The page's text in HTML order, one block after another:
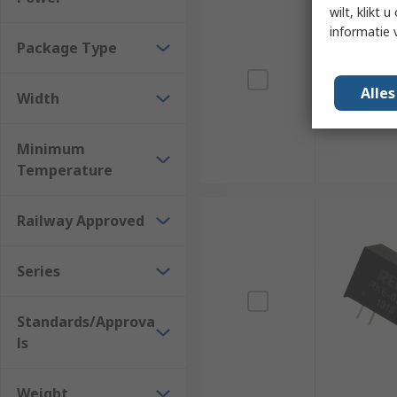
Package Type
Width
Minimum
Temperature
Railway Approved
Series
Standards/Approva
ls
wilt, klikt u
informatie